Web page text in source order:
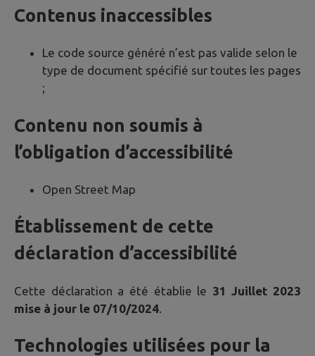
Contenus inaccessibles
Le code source généré n’est pas valide selon le
type de document spécifié sur toutes les pages
;
Contenu non soumis à
l’obligation d’accessibilité
Open Street Map
Établissement de cette
déclaration d’accessibilité
Cette déclaration a été établie le 31 Juillet 2023
mise à jour le 07/10/2024
Technologies utilisées pour la